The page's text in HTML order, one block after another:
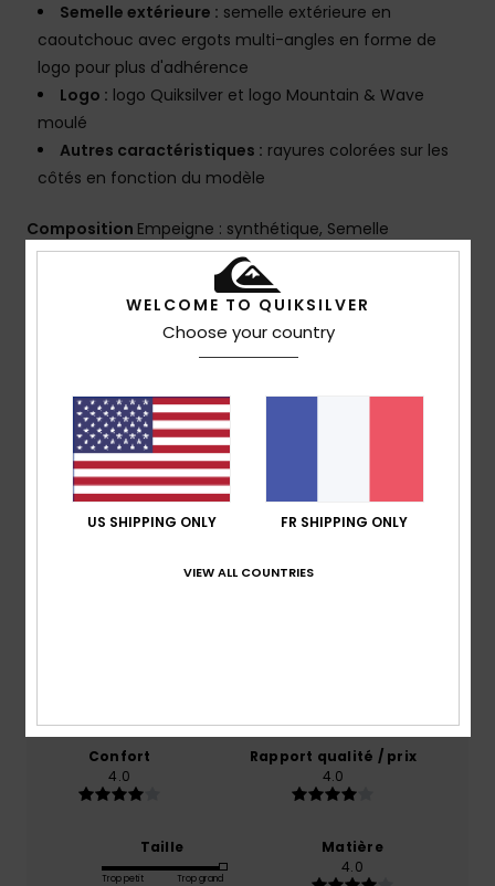
Semelle extérieure : semelle extérieure en
caoutchouc avec ergots multi-angles en forme de
logo pour plus d'adhérence
Logo : logo Quiksilver et logo Mountain & Wave
moulé
Autres caractéristiques : rayures colorées sur les
côtés en fonction du modèle
Composition Empeigne : synthétique, Semelle
extérieure : caoutchouc expansé
Traçabilité du produit (Loi Agec)
Avis clients
4.0
Confort
4.0
Rapport qualité / prix
4.0
Taille
Trop petit Trop grand
Matière
4.0
WELCOME TO QUIKSILVER
Choose your country
US SHIPPING ONLY FR SHIPPING ONLY
VIEW ALL COUNTRIES